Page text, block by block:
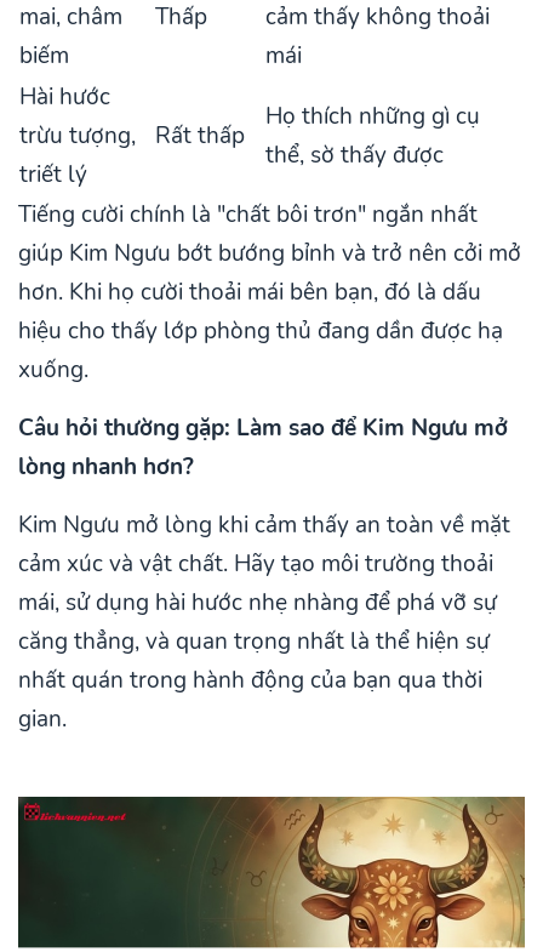
mai, châm
biếm
Thấp
cảm thấy không thoải
mái
Hài hước
trừu tượng,
triết lý
Rất thấp
Họ thích những gì cụ
thể, sờ thấy được
Tiếng cười chính là "chất bôi trơn" ngắn nhất
giúp Kim Ngưu bớt bướng bỉnh và trở nên cởi mở
hơn. Khi họ cười thoải mái bên bạn, đó là dấu
hiệu cho thấy lớp phòng thủ đang dần được hạ
xuống.
Câu hỏi thường gặp: Làm sao để Kim Ngưu mở
lòng nhanh hơn?
Kim Ngưu mở lòng khi cảm thấy an toàn về mặt
cảm xúc và vật chất. Hãy tạo môi trường thoải
mái, sử dụng hài hước nhẹ nhàng để phá vỡ sự
căng thẳng, và quan trọng nhất là thể hiện sự
nhất quán trong hành động của bạn qua thời
gian.